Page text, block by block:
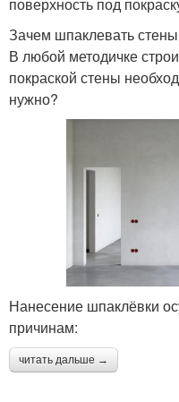
поверхность под
Зачем шпаклевать
В любой методичке
покраской стены
нужно?
Нанесение шпаклёвки
причинам:
читать дальше →